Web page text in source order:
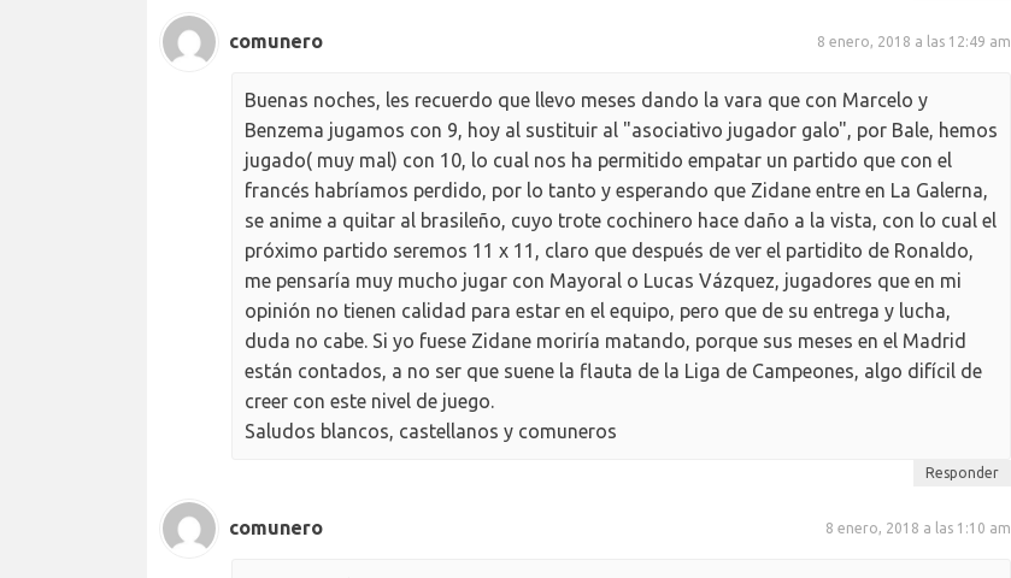
comunero 8 enero, 2018 a las 12:49 am
Buenas noches, les recuerdo que llevo meses dando la vara que con Marcelo y
Benzema jugamos con 9, hoy al sustituir al "asociativo jugador galo", por Bale, hemos
jugado( muy mal) con 10, lo cual nos ha permitido empatar un partido que con el
francés habríamos perdido, por lo tanto y esperando que Zidane entre en La Galerna,
se anime a quitar al brasileño, cuyo trote cochinero hace daño a la vista, con lo cual el
próximo partido seremos 11 x 11, claro que después de ver el partidito de Ronaldo,
me pensaría muy mucho jugar con Mayoral o Lucas Vázquez, jugadores que en mi
opinión no tienen calidad para estar en el equipo, pero que de su entrega y lucha,
duda no cabe. Si yo fuese Zidane moriría matando, porque sus meses en el Madrid
están contados, a no ser que suene la flauta de la Liga de Campeones, algo difícil de
creer con este nivel de juego.
Saludos blancos, castellanos y comuneros
Responder
comunero 8 enero, 2018 a las 1:10 am